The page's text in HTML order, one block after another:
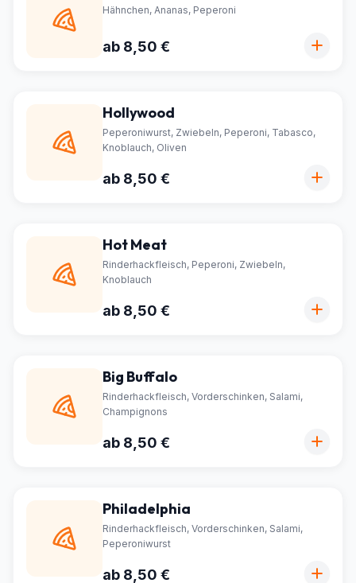
Hähnchen, Ananas, Peperoni
ab 8,50 €
Hollywood
Peperoniwurst, Zwiebeln, Peperoni, Tabasco,
Knoblauch, Oliven
ab 8,50 €
Hot Meat
Rinderhackfleisch, Peperoni, Zwiebeln,
Knoblauch
ab 8,50 €
Big Buffalo
Rinderhackfleisch, Vorderschinken, Salami,
Champignons
ab 8,50 €
Philadelphia
Rinderhackfleisch, Vorderschinken, Salami,
Peperoniwurst
ab 8,50 €